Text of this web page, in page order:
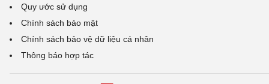
Quy ước sử dụng
Chính sách bảo mật
Chính sách bảo vệ dữ liệu cá nhân
Thông báo hợp tác